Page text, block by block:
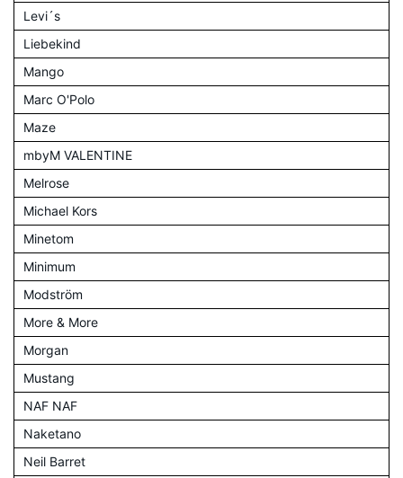
Levi´s
Liebekind
Mango
Marc O'Polo
Maze
mbyM VALENTINE
Melrose
Michael Kors
Minetom
Minimum
Modström
More & More
Morgan
Mustang
NAF NAF
Naketano
Neil Barret